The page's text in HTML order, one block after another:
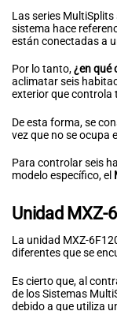
Las series MultiSplits
sistema hace
están conectadas a
Por lo tanto,¿en qué
aclimatar seis
exterior que controla
De esta forma, se
vez que no se ocupa
Para controlar seis
modelo específico, el
Unidad MXZ-
La unidad MXZ-
diferentes que se
Es cierto que, al
de los Sistemas
debido a que utiliza